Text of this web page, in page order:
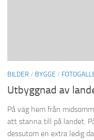
BILDER / BYGGE /
Utbyggnad av
På väg hem från
att stanna till på landet.
dessutom en extra ledig